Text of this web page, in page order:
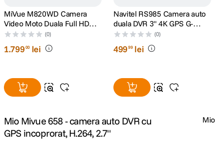
9 . dji mic mini
10 . dji osmo
MiVue M820WD Camera
Video Moto Duala Full HD
WiFi Senzor Sony STARVIS
(0)
1.79900 lei
Navitel RS985 Camera auto
duala DVR 3" 4K GPS G-
Senzor
(0)
49999 lei
Mio Mivue 658 - camera auto DVR cu
GPS incoprorat, H.264, 2.7"
Mio